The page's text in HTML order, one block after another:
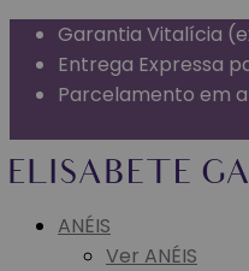
Garantia Vitalícia
Entrega Expressa
Parcelamento em
ANÉIS
Ver ANÉIS